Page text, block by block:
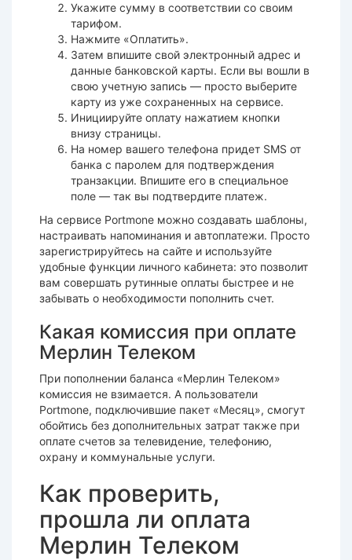
Укажите сумму в соответствии со своим
тарифом.
Нажмите «Оплатить».
Затем впишите свой электронный адрес и
данные банковской карты. Если вы вошли в
свою учетную запись — просто выберите
карту из уже сохраненных на сервисе.
Инициируйте оплату нажатием кнопки
внизу страницы.
На номер вашего телефона придет SMS от
банка с паролем для подтверждения
транзакции. Впишите его в специальное
поле — так вы подтвердите платеж.
На сервисе Portmone можно создавать шаблоны,
настраивать напоминания и автоплатежи. Просто
зарегистрируйтесь на сайте и используйте
удобные функции личного кабинета: это позволит
вам совершать рутинные оплаты быстрее и не
забывать о необходимости пополнить счет.
Какая комиссия при оплате
Мерлин Телеком
При пополнении баланса «Мерлин Телеком»
комиссия не взимается. А пользователи
Portmone, подключившие пакет «Месяц», смогут
обойтись без дополнительных затрат также при
оплате счетов за телевидение, телефонию,
охрану и коммунальные услуги.
Как проверить,
прошла ли оплата
Мерлин Телеком